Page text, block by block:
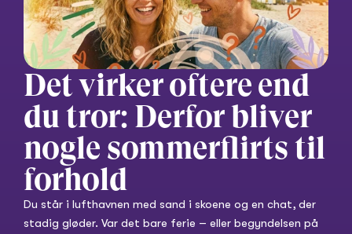
Det virker oftere end
du tror: Derfor bliver
nogle sommerflirts til
forhold
Du står i lufthavnen med sand i skoene og en chat, der
stadig gløder. Var det bare ferie – eller begyndelsen på